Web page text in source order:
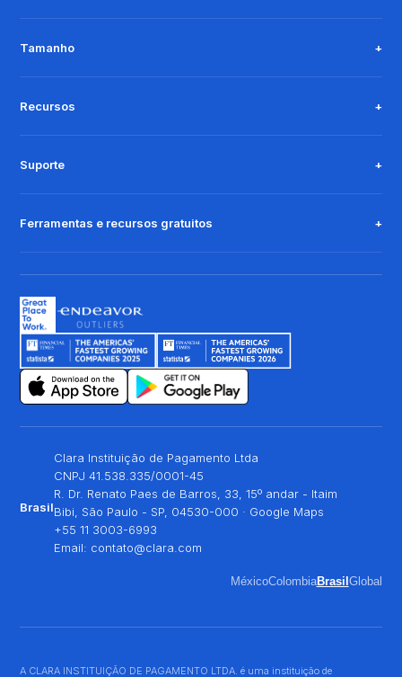
Tamanho
Recursos
Suporte
Ferramentas e recursos gratuitos
Brasil
Clara Instituição de Pagamento Ltda
CNPJ 41.538.335/0001-45
R. Dr. Renato Paes de Barros, 33, 15º andar - Itaim
Bibi, São Paulo - SP, 04530-000 · Google Maps
+55 11 3003-6993
Email: contato@clara.com
MéxicoColombiaBrasilGlobal
A CLARA INSTITUIÇÃO DE PAGAMENTO LTDA. é uma instituição de